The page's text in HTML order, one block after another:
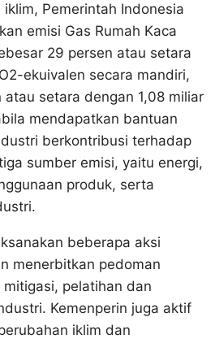
Pemerintah Indonesia
emisi Gas Rumah Kaca
29 persen atau setara
ekuivalen secara mandiri,
setara dengan 1,08 miliar
mendapatkan bantuan
berkontribusi terhadap
sumber emisi, yaitu energi,
produk, serta
beberapa aksi
menerbitkan pedoman
pelatihan dan
Kemenperin juga aktif
iklim dan